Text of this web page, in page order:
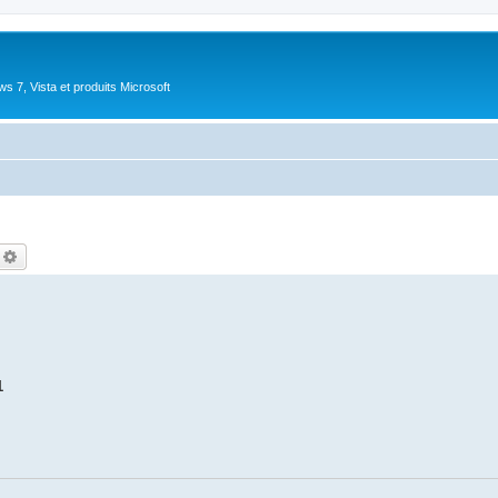
7, Vista et produits Microsoft